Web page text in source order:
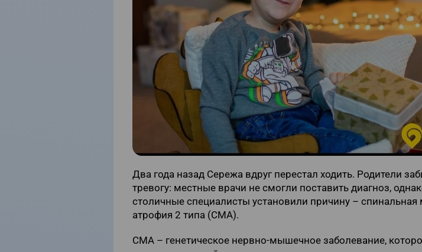
Два года назад Сережа вдруг перестал ходить. Родители
тревогу: местные врачи не смогли поставить диагноз,
столичные специалисты установили причину –
атрофия 2 типа (СМА).
СМА – генетическое нервно-мышечное заболевание,